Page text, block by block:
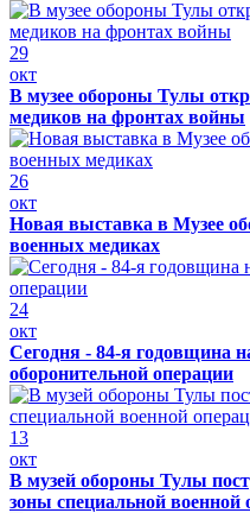
29
окт
В музее обороны Тулы
медиков на фронтах войны
26
окт
Новая выставка в Музее
военных медиках
24
окт
Сегодня - 84-я годовщина
оборонительной операции
13
окт
В музей обороны Тулы
зоны специальной военной